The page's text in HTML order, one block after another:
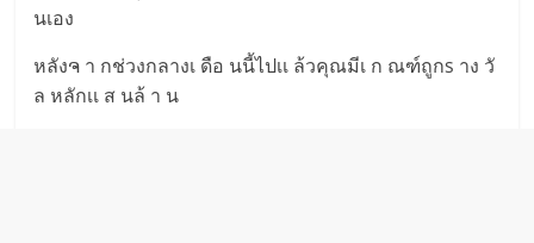
นเอง
หลังຈ า กช่วงกลางเ ดือ นนี้ไปเเ ล้วคุณมีเ ก ณฑ์ถูกs าง วั
ล หลักเเ ส นล้ า น